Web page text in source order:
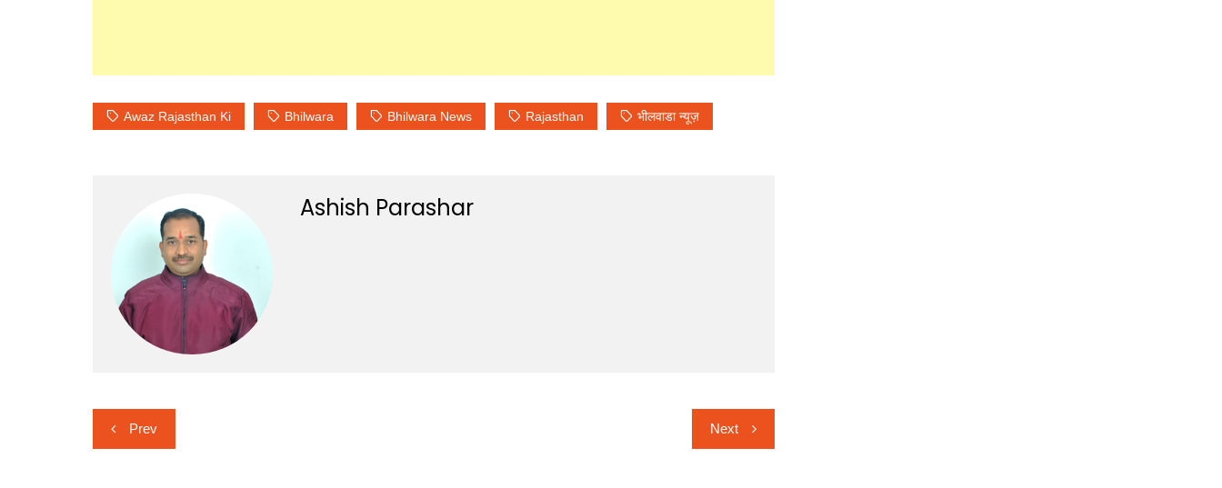
Awaz Rajasthan Ki Bhilwara Bhilwara News Rajasthan भीलवाडा न्यूज़
Ashish Parashar
Post
navigation
Prev Next